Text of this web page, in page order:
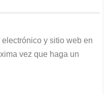
y sitio web en
vez que haga un